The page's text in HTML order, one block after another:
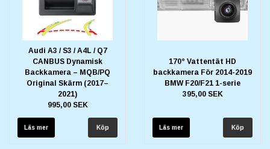
Audi A3 / S3 / A4L / Q7
CANBUS Dynamisk
Backkamera – MQB/PQ
Original Skärm (2017–
2021)
995,00 SEK
Läs mer
170° Vattentät HD
backkamera För 2014-2019
BMW F20/F21 1-serie
395,00 SEK
Läs mer